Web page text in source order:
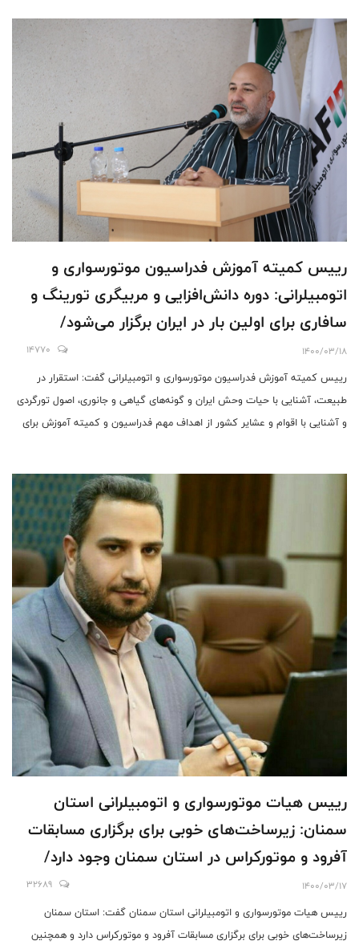
رییس کمیته آموزش فدراسیون موتورسواری و
اتومبیلرانی: دوره دانش‌افزایی و مربیگری تورینگ و
سافاری برای اولین بار در ایران برگزار می‌شود/
توسعه گردشگری هدفمند و ایمن و سفرهای
طبیعت‌گردی هدف اصلی این دوره است
1400/03/18
14770
رییس کمیته آموزش فدراسیون موتورسواری و اتومبیلرانی گفت: استقرار در
طبیعت، آشنایی با حیات وحش ایران و گونه‌های گیاهی و جانوری، اصول تورگردی
و آشنایی با اقوام و عشایر کشور از اهداف مهم فدراسیون و کمیته آموزش برای
رییس هیات موتورسواری و اتومبیلرانی استان
سمنان: زیرساخت‌های خوبی برای برگزاری مسابقات
آفرود و موتورکراس در استان سمنان وجود دارد/
نفرات برتر مسابقات موتورکراس به قهرمانی آسیا
اعزام می‌شوند
1400/03/17
32689
رییس هیات موتورسواری و اتومبیلرانی استان سمنان گفت: استان سمنان
زیرساخت‌های خوبی برای برگزاری مسابقات آفرود و موتورکراس دارد و همچنین